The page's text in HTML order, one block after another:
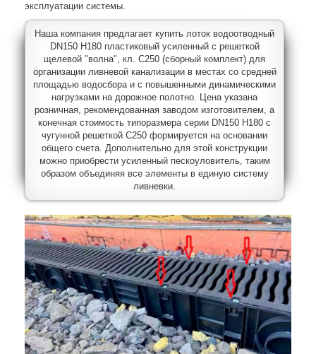
эксплуатации системы.
Наша компания предлагает купить лоток водоотводный
DN150 H180 пластиковый усиленный с решеткой
щелевой "волна", кл. C250 (сборный комплект) для
организации ливневой канализации в местах со средней
площадью водосбора и с повышенными динамическими
нагрузками на дорожное полотно. Цена указана
розничная, рекомендованная заводом изготовителем, а
конечная стоимость типоразмера серии DN150 H180 с
чугунной решеткой C250 формируется на основании
общего счета. Дополнительно для этой конструкции
можно приобрести усиленный пескоуловитель, таким
образом объединяя все элементы в единую систему
ливневки.